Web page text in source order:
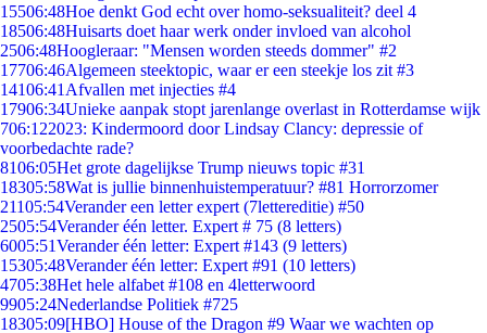
15506:48Hoe denkt God echt over homo-seksualiteit? deel 4
18506:48Huisarts doet haar werk onder invloed van alcohol
2506:48Hoogleraar: "Mensen worden steeds dommer" #2
17706:46Algemeen steektopic, waar er een steekje los zit #3
14106:41 Afvallen met injecties #4
17906:34Unieke aanpak stopt jarenlange overlast in Rotterdamse wijk
706:122023: Kindermoord door Lindsay Clancy: depressie of
voorbedachte rade?
8106:05Het grote dagelijkse Trump nieuws topic #31
18305:58Wat is jullie binnenhuistemperatuur? #81 Horrorzomer
21105:54Verander een letter expert (7lettereditie) #50
2505:54Verander één letter. Expert # 75 (8 letters)
6005:51Verander één letter: Expert #143 (9 letters)
15305:48Verander één letter: Expert #91 (10 letters)
4705:38Het hele alfabet #108 en 4letterwoord
9905:24Nederlandse Politiek #725
18305:09[HBO] House of the Dragon #9 Waar we wachten op